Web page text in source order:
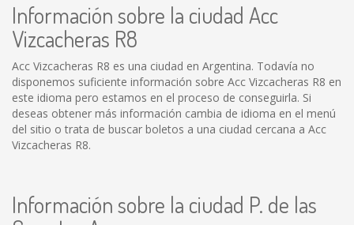
Información sobre la ciudad Acc
Vizcacheras R8
Acc Vizcacheras R8 es una ciudad en Argentina. Todavía no
disponemos suficiente información sobre Acc Vizcacheras R8 en
este idioma pero estamos en el proceso de conseguirla. Si
deseas obtener más información cambia de idioma en el menú
del sitio o trata de buscar boletos a una ciudad cercana a Acc
Vizcacheras R8.
Información sobre la ciudad P. de las